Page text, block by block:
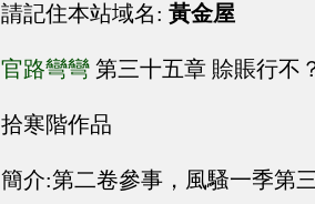
請記住本站域名: 黃金屋
官路彎彎 第三十五章 賒賬行不
拾寒階作品
簡介:第二卷參事，風騷一季第